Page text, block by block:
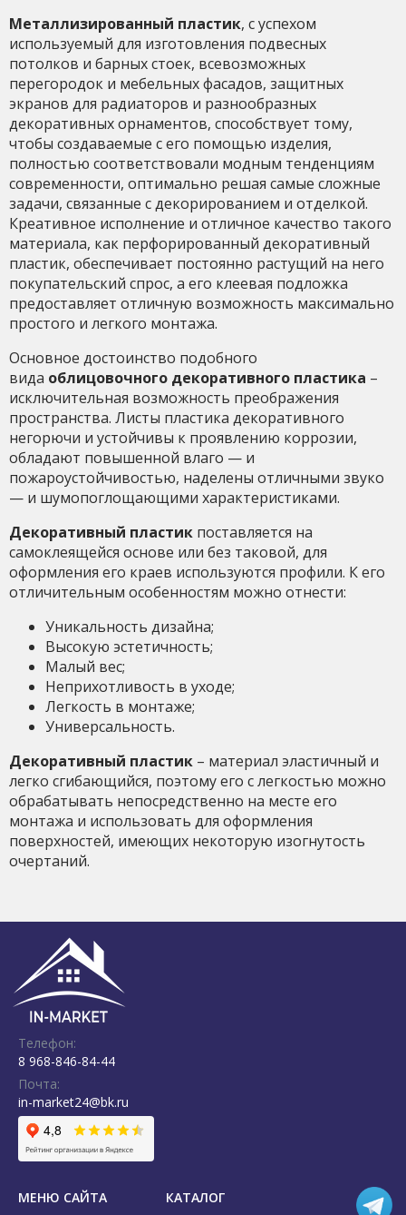
Металлизированный пластик, с успехом
используемый для изготовления подвесных
потолков и барных стоек, всевозможных
перегородок и мебельных фасадов, защитных
экранов для радиаторов и разнообразных
декоративных орнаментов, способствует тому,
чтобы создаваемые с его помощью изделия,
полностью соответствовали модным тенденциям
современности, оптимально решая самые сложные
задачи, связанные с декорированием и отделкой.
Креативное исполнение и отличное качество такого
материала, как перфорированный декоративный
пластик, обеспечивает постоянно растущий на него
покупательский спрос, а его клеевая подложка
предоставляет отличную возможность максимально
простого и легкого монтажа.
Основное достоинство подобного
вида облицовочного декоративного пластика –
исключительная возможность преображения
пространства. Листы пластика декоративного
негорючи и устойчивы к проявлению коррозии,
обладают повышенной влаго — и
пожароустойчивостью, наделены отличными звуко
— и шумопоглощающими характеристиками.
Декоративный пластик поставляется на
самоклеящейся основе или без таковой, для
оформления его краев используются профили. К его
отличительным особенностям можно отнести:
Уникальность дизайна;
Высокую эстетичность;
Малый вес;
Неприхотливость в уходе;
Легкость в монтаже;
Универсальность.
Декоративный пластик – материал эластичный и
легко сгибающийся, поэтому его с легкостью можно
обрабатывать непосредственно на месте его
монтажа и использовать для оформления
поверхностей, имеющих некоторую изогнутость
очертаний.
Телефон:
8 968-846-84-44
Почта:
in-market24@bk.ru
МЕНЮ САЙТА КАТАЛОГ